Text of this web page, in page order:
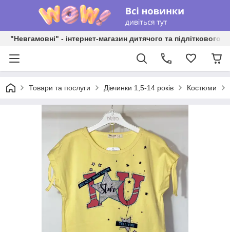
"Невгамовні" - інтернет-магазин дитячого та підліткового
Товари та послуги Дівчинки 1,5-14 років Костюми